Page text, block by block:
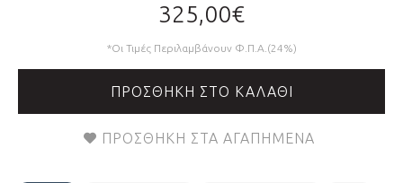
325,00€
*Οι Τιμές Περιλαμβάνουν Φ.Π.Α.(24%)
ΠΡΟΣΘΉΚΗ ΣΤΟ ΚΑΛΆΘΙ
ΠΡΟΣΘΉΚΗ ΣΤΑ ΑΓΑΠΗΜΈΝΑ